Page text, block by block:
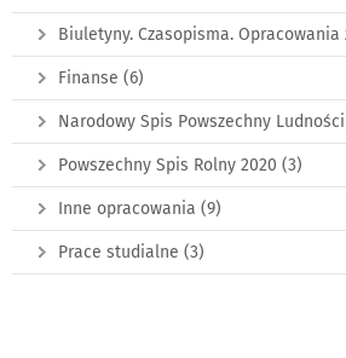
Biuletyny. Czasopisma. Opracowania
Finanse (6)
Narodowy Spis Powszechny
Powszechny Spis Rolny 2020 (3)
Inne opracowania (9)
Prace studialne (3)